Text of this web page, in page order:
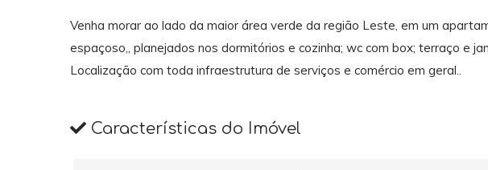
Venha morar ao lado da maior área verde da região Leste, em um
espaçoso,, planejados nos dormitórios e cozinha; wc com box; terraço e
Localização com toda infraestrutura de serviços e comércio em geral..
Características do Imóvel